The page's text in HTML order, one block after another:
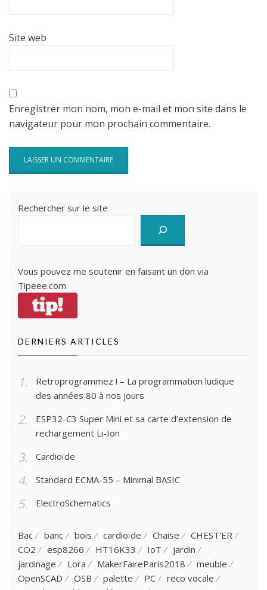
Site web
Enregistrer mon nom, mon e-mail et mon site dans le
navigateur pour mon prochain commentaire.
Rechercher sur le site
Vous pouvez me soutenir en faisant un don via
Tipeee.com
DERNIERS ARTICLES
Retroprogrammez ! – La programmation ludique
des années 80 à nos jours
ESP32-C3 Super Mini et sa carte d’extension de
rechargement Li-Ion
Cardioïde
Standard ECMA-55 – Minimal BASIC
ElectroSchematics
Bac banc bois cardioïde Chaise
CHEST'ER
CO2
esp8266 HT16K33 IoT
jardin
jardinage
Lora MakerFaireParis2018
meuble
OpenSCAD
OSB palette PC
reco vocale